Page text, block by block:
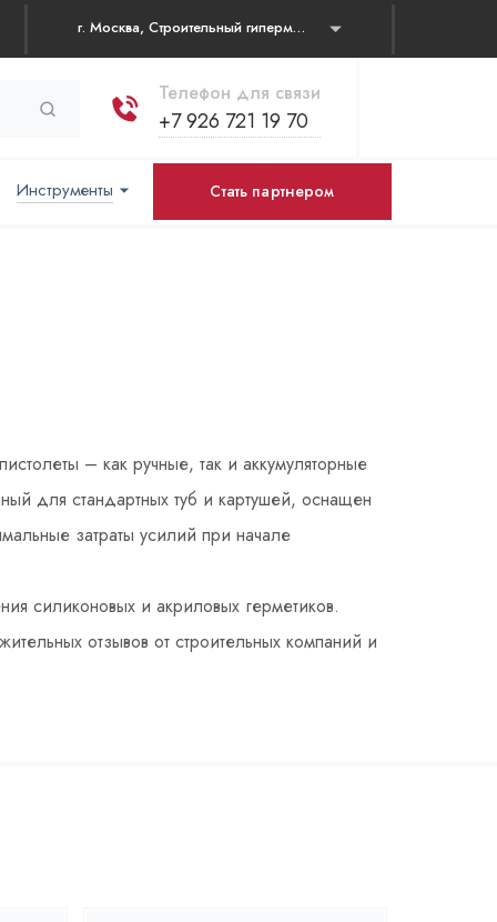
г. Москва, Строительный гипермаркет "Каширский двор" Каширское шоссе, д. 19 корп. 1, павильон № 31
Телефон для связи
+7 926 721 19 70
Инструменты Стать партнером
– как ручные, так и аккумуляторные
для стандартных туб и картушей, оснащен
затраты усилий при начале
силиконовых и акриловых герметиков.
отзывов от строительных компаний и